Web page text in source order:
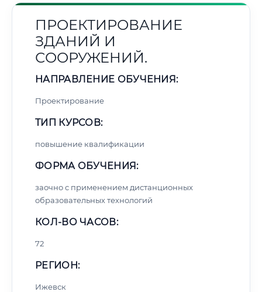
ПРОЕКТИРОВАНИЕ
ЗДАНИЙ И
СООРУЖЕНИЙ.
НАПРАВЛЕНИЕ ОБУЧЕНИЯ:
Проектирование
ТИП КУРСОВ:
повышение квалификации
ФОРМА ОБУЧЕНИЯ:
заочно с применением дистанционных
образовательных технологий
КОЛ-ВО ЧАСОВ:
72
РЕГИОН:
Ижевск